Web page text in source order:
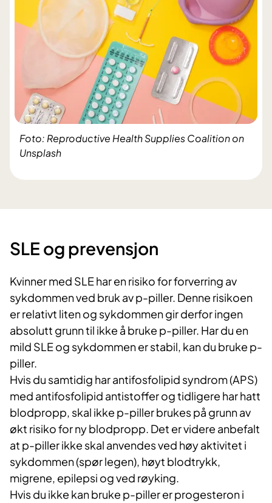
Foto: Reproductive Health Supplies Coalition on
Unsplash
SLE og prevensjon
Kvinner med SLE har en risiko for forverring av
sykdommen ved bruk av p-piller. Denne risikoen
er relativt liten og sykdommen gir derfor ingen
absolutt grunn til ikke å bruke p-piller. Har du en
mild SLE og sykdommen er stabil, kan du bruke p-
piller.
Hvis du samtidig har antifosfolipid syndrom (APS)
med antifosfolipid antistoffer og tidligere har hatt
blodpropp, skal ikke p-piller brukes på grunn av
økt risiko for ny blodpropp. Det er videre anbefalt
at p-piller ikke skal anvendes ved høy aktivitet i
sykdommen (spør legen), høyt blodtrykk,
migrene, epilepsi og ved røyking.
Hvis du ikke kan bruke p-piller er progesteron i